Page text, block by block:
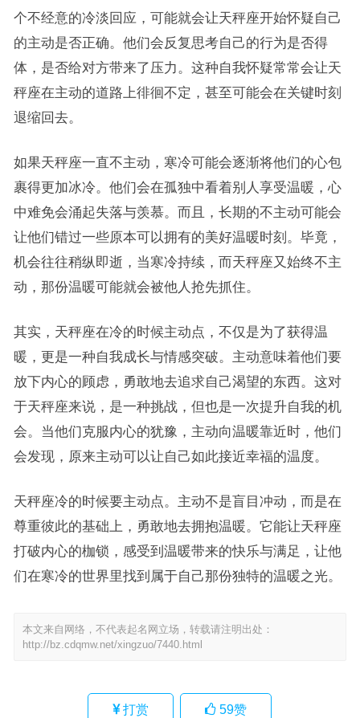
个不经意的冷淡回应，可能就会让天秤座开始怀疑自己
的主动是否正确。他们会反复思考自己的行为是否得
体，是否给对方带来了压力。这种自我怀疑常常会让天
秤座在主动的道路上徘徊不定，甚至可能会在关键时刻
退缩回去。
如果天秤座一直不主动，寒冷可能会逐渐将他们的心包
裹得更加冰冷。他们会在孤独中看着别人享受温暖，心
中难免会涌起失落与羡慕。而且，长期的不主动可能会
让他们错过一些原本可以拥有的美好温暖时刻。毕竟，
机会往往稍纵即逝，当寒冷持续，而天秤座又始终不主
动，那份温暖可能就会被他人抢先抓住。
其实，天秤座在冷的时候主动点，不仅是为了获得温
暖，更是一种自我成长与情感突破。主动意味着他们要
放下内心的顾虑，勇敢地去追求自己渴望的东西。这对
于天秤座来说，是一种挑战，但也是一次提升自我的机
会。当他们克服内心的犹豫，主动向温暖靠近时，他们
会发现，原来主动可以让自己如此接近幸福的温度。
天秤座冷的时候要主动点。主动不是盲目冲动，而是在
尊重彼此的基础上，勇敢地去拥抱温暖。它能让天秤座
打破内心的枷锁，感受到温暖带来的快乐与满足，让他
们在寒冷的世界里找到属于自己那份独特的温暖之光。
本文来自网络，不代表起名网立场，转载请注明出处：
http://bz.cdqmw.net/xingzuo/7440.html
打赏 59赞